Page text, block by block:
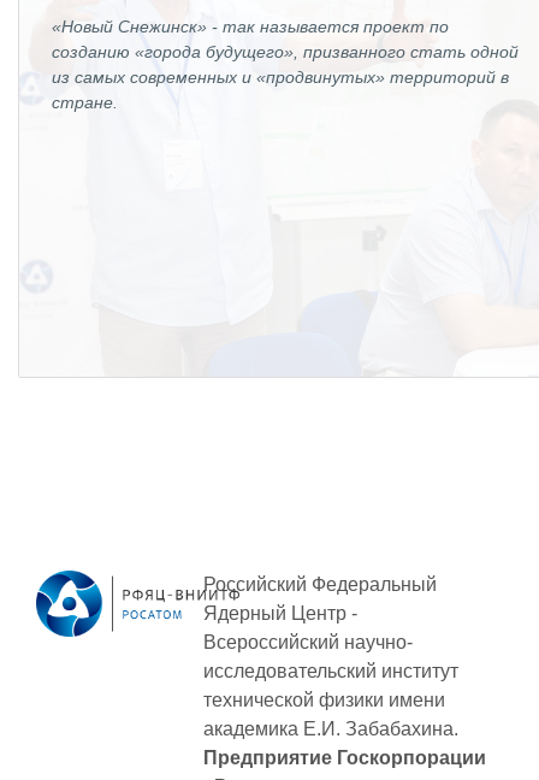
«Новый Снежинск» - так называется проект по
созданию «города будущего», призванного стать одной
из самых современных и «продвинутых» территорий в
стране.
Российский Федеральный
Ядерный Центр -
Всероссийский научно-
исследовательский институт
технической физики имени
академика Е.И. Забабахина.
Предприятие Госкорпорации